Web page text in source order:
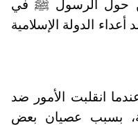
حول الرسول ﷺ في
الدولة الإسلامية
انقلبت الأمور ضد
بسبب عصيان بعض